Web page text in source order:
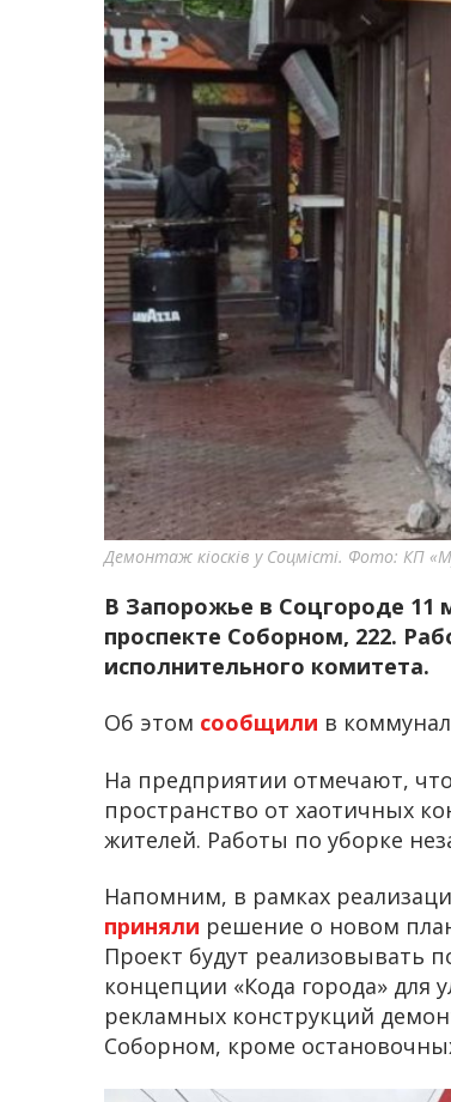
Демонтаж кіосків у Соцмісті. Фото: КП
В Запорожье в Соцгороде 11
проспекте Соборном, 222.
исполнительного комитета.
Об этом сообщили в
На предприятии отмечают,
пространство от хаотичных
жителей. Работы по уборке
Напомним, в рамках
приняли решение о новом
Проект будут реализовывать
концепции «Кода города» для
рекламных конструкций
Соборном, кроме